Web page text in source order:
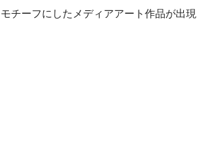
チーフにしたメディアアート作品が出